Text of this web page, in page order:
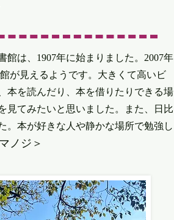
は、1907年に始まりました。2007年
が見えるようです。大きくて高いビ
本を読んだり、本を借りたりできる場
見てみたいと思いました。また、日比
。本が好きな人や静かな場所で勉強し
ノジ＞